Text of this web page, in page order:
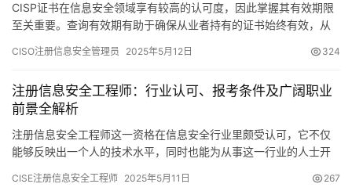
CISP证书在信息安全领域享有较高的认可度，因此掌握其有效期限
至关重要。查询有效期有助于确保从业者持有的证书始终有效，从
CISO注册信息安全管理员 2025年5月12日 324
注册信息安全工程师：行业认可、报考条件及广阔职业
前景全解析
注册信息安全工程师这一资格在信息安全行业里颇受认可，它不仅
能够反映出一个人的技术水平，同时也能为从事这一行业的人士开
CISE注册信息安全工程师 2025年5月11日 267